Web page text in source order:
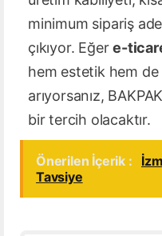
minimum sipariş
çıkıyor. Eğere-
hem estetik hem
arıyorsanız,
bir tercih olacaktır.
Önerilen İçerik :
Tavsiye